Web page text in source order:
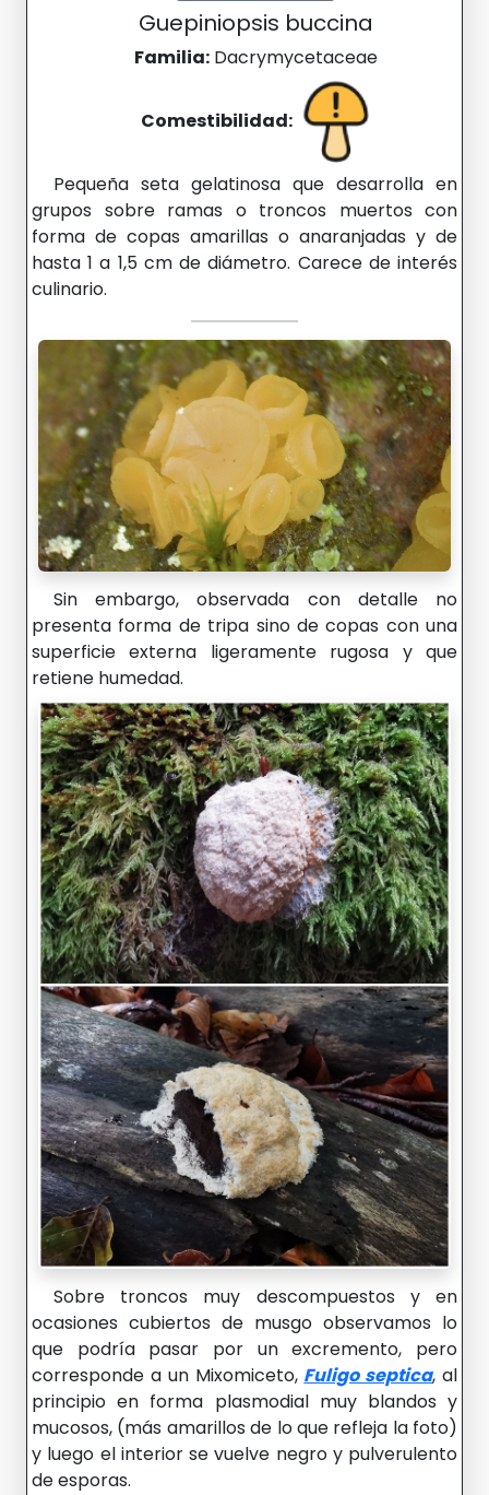
Guepiniopsis buccina
Familia:Dacrymycetaceae
Comestibilidad:
Pequeña seta gelatinosa que desarrolla en
grupos sobre ramas o troncos muertos con
forma de copas amarillas o anaranjadas y de
hasta 1 a 1,5 cm de diámetro. Carece de interés
culinario.
Sin embargo, observada con detalle no
presenta forma de tripa sino de copas con una
superficie externa ligeramente rugosa y que
retiene humedad.
Sobre troncos muy descompuestos y en
ocasiones cubiertos de musgo observamos lo
que podría pasar por un excremento, pero
corresponde a un Mixomiceto, Fuligo septica, al
principio en forma plasmodial muy blandos y
mucosos, (más amarillos de lo que refleja la foto)
y luego el interior se vuelve negro y pulverulento
de esporas.